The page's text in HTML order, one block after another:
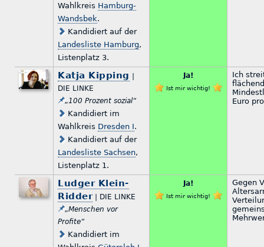
Wahlkreis Hamburg-
Wandsbek.
Kandidiert auf der
Landesliste Hamburg,
Listenplatz 3.
Katja Kipping
DIE LINKE
„100 Prozent sozial“
Kandidiert im
Wahlkreis Dresden I.
Kandidiert auf der
Landesliste Sachsen,
Listenplatz 1.
Ja!
Ist mir wichtig!
Ich
Euro
Ludger Klein-
Ridder| DIE LINKE
„Menschen vor
Profite“
Kandidiert im
Ja!
Ist mir wichtig!
Gegen